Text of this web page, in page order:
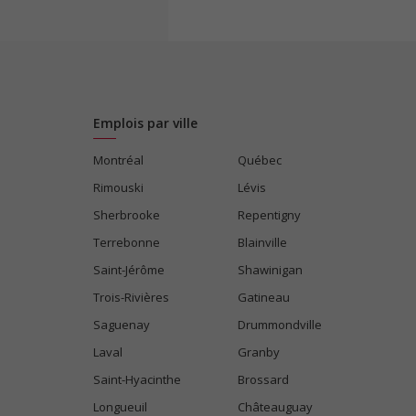
Emplois par ville
Montréal
Québec
Rimouski
Lévis
Sherbrooke
Repentigny
Terrebonne
Blainville
Saint-Jérôme
Shawinigan
Trois-Rivières
Gatineau
Saguenay
Drummondville
Laval
Granby
Saint-Hyacinthe
Brossard
Longueuil
Châteauguay